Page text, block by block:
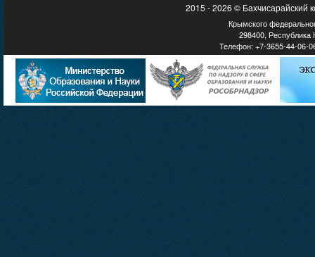
2015 - 2026 © Бахчисарайский
Крымского
298400, Республика
Телефон: +7-3655-44-06-